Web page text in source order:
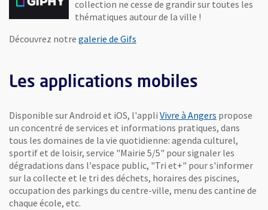
collection ne cesse de grandir sur toutes les
thématiques autour de la ville !
Découvrez notre galerie de Gifs
Les applications mobiles
Disponible sur Android et iOS, l'appli Vivre à Angers propose
un concentré de services et informations pratiques, dans
tous les domaines de la vie quotidienne: agenda culturel,
sportif et de loisir, service "Mairie 5/5" pour signaler les
dégradations dans l'espace public, "Tri et+" pour s'informer
sur la collecte et le tri des déchets, horaires des piscines,
occupation des parkings du centre-ville, menu des cantine de
chaque école, etc.